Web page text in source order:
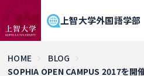
上智大学外国語学部
HOME
BLOG
SOPHIA OPEN CAMPUS 2017を開